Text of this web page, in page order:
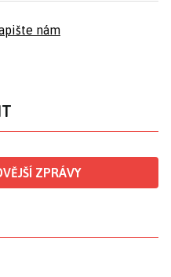
nám
ZPRÁVY